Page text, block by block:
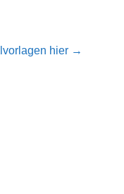
hier →